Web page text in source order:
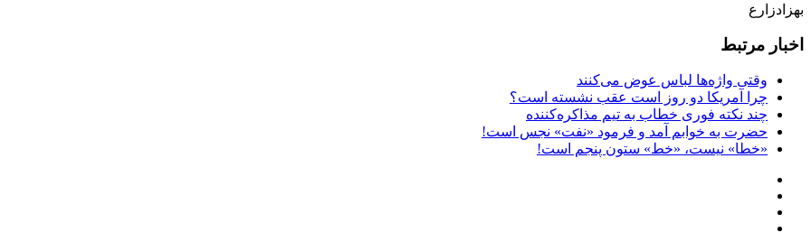
بهزادزارع
اخبار مرتبط
وقتی واژه‌ها لباس عوض می‌کنند
چرا آمریکا دو روز است عقب نشسته است؟
چند نکته فوری خطاب به تیم مذاکره‌کننده
حضرت به خوابم آمد و فرمود «نفت» نجس است!
«خطا» نیست، «خط» ستون پنجم است!